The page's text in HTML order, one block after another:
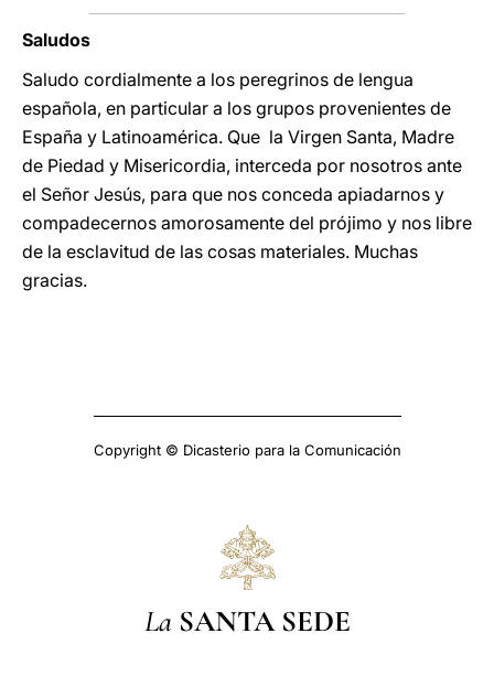
Saludos
Saludo cordialmente a los peregrinos de lengua
española, en particular a los grupos provenientes de
España y Latinoamérica. Que la Virgen Santa, Madre
de Piedad y Misericordia, interceda por nosotros ante
el Señor Jesús, para que nos conceda apiadarnos y
compadecernos amorosamente del prójimo y nos libre
de la esclavitud de las cosas materiales. Muchas
gracias.
Copyright © Dicasterio para la Comunicación
La SANTA SEDE